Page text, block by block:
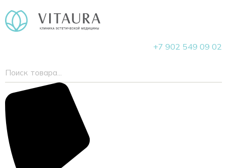
+7 902 549 09 02